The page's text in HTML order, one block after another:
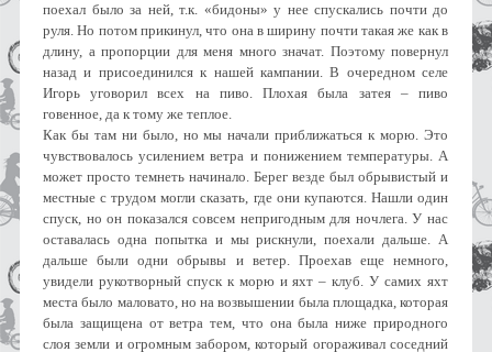
поехал было за ней, т.к. «бидоны» у нее спускались почти до
руля. Но потом прикинул, что она в ширину почти такая же как в
длину, а пропорции для меня много значат. Поэтому повернул
назад и присоединился к нашей кампании. В очередном селе
Игорь уговорил всех на пиво. Плохая была затея – пиво
говенное, да к тому же теплое.
Как бы там ни было, но мы начали приближаться к морю. Это
чувствовалось усилением ветра и понижением температуры. А
может просто темнеть начинало. Берег везде был обрывистый и
местные с трудом могли сказать, где они купаются. Нашли один
спуск, но он показался совсем непригодным для ночлега. У нас
оставалась одна попытка и мы рискнули, поехали дальше. А
дальше были одни обрывы и ветер. Проехав еще немного,
увидели рукотворный спуск к морю и яхт – клуб. У самих яхт
места было маловато, но на возвышении была площадка, которая
была защищена от ветра тем, что она была ниже природного
слоя земли и огромным забором, который огораживал соседний